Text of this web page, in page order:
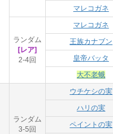
マレコガネ
ランダム
[レア]
2-4回
マレコガネ
王族カナブン
皇帝バッタ
大不老蛾
ランダム
3-5回
ウチケシの実
ハリの実
ペイントの実